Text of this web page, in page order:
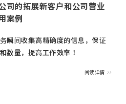
司的拓展新客户和公司营业
案例
瞬间收集高精确度的信息，保证
数量，提高工作效率！
阅读详情